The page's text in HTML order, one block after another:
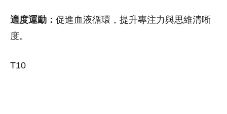
適度運動： 促進血液循環，提升專注力與思維清晰
度。
T10